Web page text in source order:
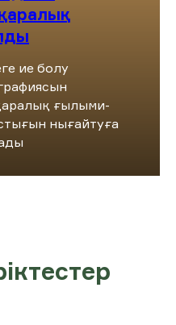
ие болу
ғылыми-
нығайтуға